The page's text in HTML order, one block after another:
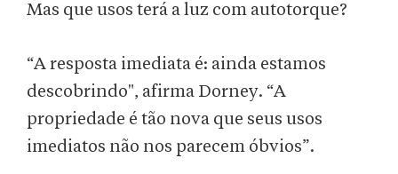
Mas que usos terá a luz com autotorque?
“A resposta imediata é: ainda estamos
descobrindo", afirma Dorney. “A
propriedade é tão nova que seus usos
imediatos não nos parecem óbvios”.